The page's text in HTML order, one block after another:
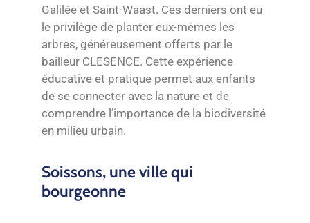
Galilée et Saint-Waast. Ces derniers ont eu
le privilège de planter eux-mêmes les
arbres, généreusement offerts par le
bailleur CLESENCE. Cette expérience
éducative et pratique permet aux enfants
de se connecter avec la nature et de
comprendre l’importance de la biodiversité
en milieu urbain.
Soissons, une ville qui
bourgeonne